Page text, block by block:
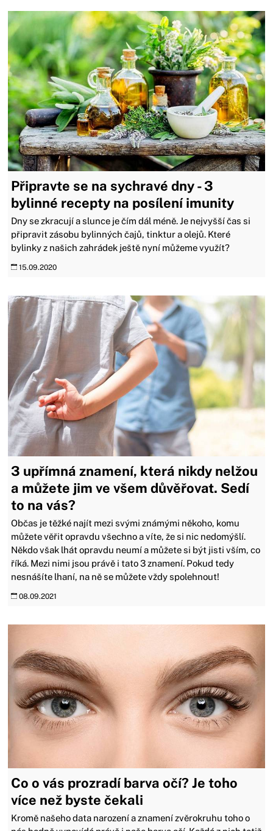
Připravte se na sychravé dny - 3
bylinné recepty na posílení imunity
Dny se zkracují a slunce je čím dál méně. Je nejvyšší čas si
připravit zásobu bylinných čajů, tinktur a olejů. Které
bylinky z našich zahrádek ještě nyní můžeme využít?
15.09.2020
3 upřímná znamení, která nikdy nelžou
a můžete jim ve všem důvěřovat. Sedí
to na vás?
Občas je těžké najít mezi svými známými někoho, komu
můžete věřit opravdu všechno a víte, že si nic nedomýšlí.
Někdo však lhát opravdu neumí a můžete si být jisti vším, co
říká. Mezi nimi jsou právě i tato 3 znamení. Pokud tedy
nesnášíte lhaní, na ně se můžete vždy spolehnout!
08.09.2021
Co o vás prozradí barva očí? Je toho
více než byste čekali
Kromě našeho data narození a znamení zvěrokruhu toho o